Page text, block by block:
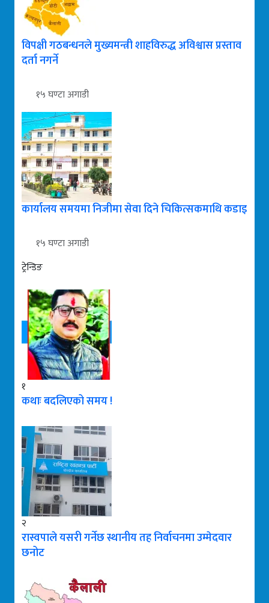
विपक्षी गठबन्धनले मुख्यमन्त्री शाहविरुद्ध अविश्वास प्रस्ताव
दर्ता नगर्ने
१५ घण्टा अगाडी
कार्यालय समयमा निजीमा सेवा दिने चिकित्सकमाथि कडाइ
१५ घण्टा अगाडी
ट्रेन्डिङ
१
कथाः बदलिएको समय !
२
रास्वपाले यसरी गर्नेछ स्थानीय तह निर्वाचनमा उम्मेदवार
छनोट